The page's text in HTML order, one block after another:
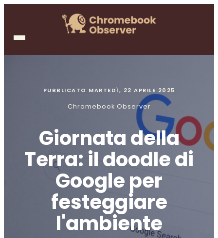
PUBBLICATO MARTEDÌ, 22 APRILE 2025
Chromebook Observer
Giornata della
Terra: il doodle di
Google per
festeggiare
l'ambiente